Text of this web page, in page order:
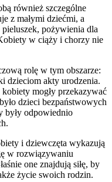
również szczególne
z małymi dziećmi, a
pożywienia dla
w ciąży i chorzy nie
rolę w tym obszarze:
dzieciom akty urodzenia.
mogły przekazywać
dzieci bezpaństwowych
były odpowiednio
i dziewczęta wykazują
w rozwiązywaniu
one znajdują siłę, by
życie swoich rodzin.